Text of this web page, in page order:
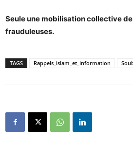
Seule une mobilisation collective
frauduleuses.
TAGS Rappels_islam_et_information